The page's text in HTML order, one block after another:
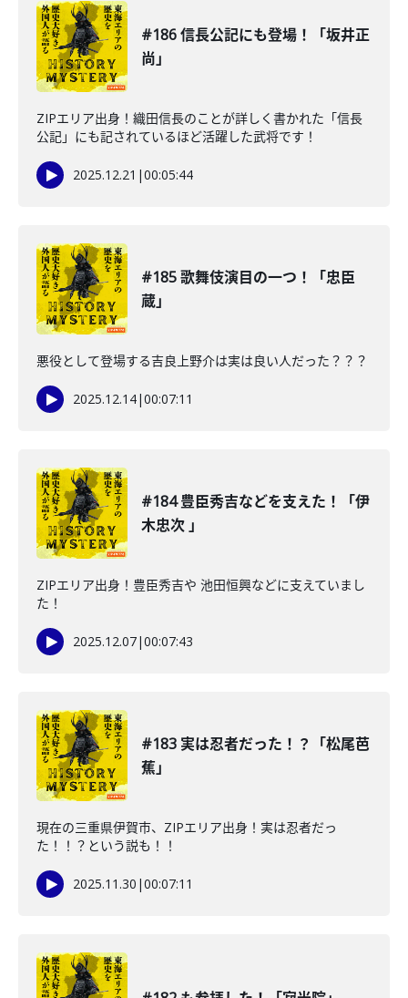
#186 信長公記にも登場！「坂井正
尚」
ZIPエリア出身！織田信長のことが詳しく書かれた「信長
公記」にも記されているほど活躍した武将です！
2025.12.21 |00:05:44
#185 歌舞伎演目の一つ！「忠臣
蔵」
悪役として登場する吉良上野介は実は良い人だった？？？
2025.12.14|00:07:11
#184 豊臣秀吉などを支えた！「伊
木忠次 」
ZIPエリア出身！豊臣秀吉や 池田恒興などに支えていまし
た！
2025.12.07|00:07:43
#183 実は忍者だった！？「松尾芭
蕉」
現在の三重県伊賀市、ZIPエリア出身！実は忍者だっ
た！！？という説も！！
2025.11.30 |00:07:11